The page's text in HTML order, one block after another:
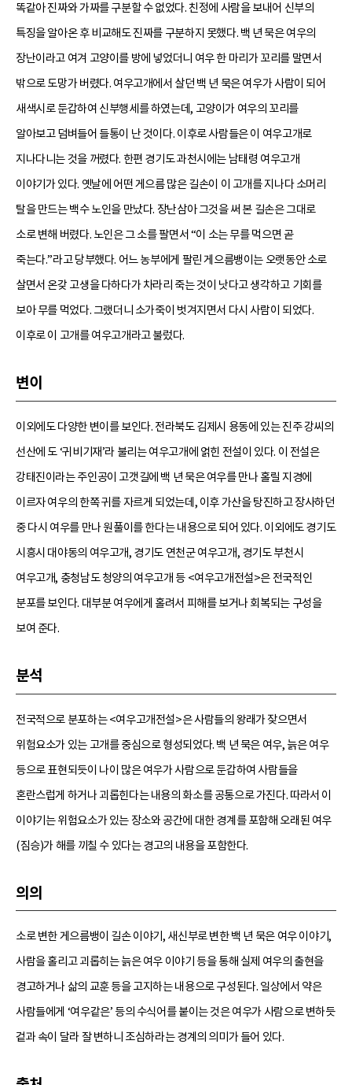
똑같아 진짜와 가짜를 구분할 수 없었다. 친정에 사람을 보내어 신부의
특징을 알아온 후 비교해도 진짜를 구분하지 못했다. 백 년 묵은 여우의
장난이라고 여겨 고양이를 방에 넣었더니 여우 한 마리가 꼬리를 말면서
밖으로 도망가 버렸다. 여우고개에서 살던 백 년 묵은 여우가 사람이 되어
새색시로 둔갑하여 신부행세를 하였는데, 고양이가 여우의 꼬리를
알아보고 덤벼들어 들통이 난 것이다. 이후로 사람들은 이 여우고개로
지나다니는 것을 꺼렸다. 한편 경기도 과천시에는 남태령 여우고개
이야기가 있다. 옛날에 어떤 게으름 많은 길손이 이 고개를 지나다 소머리
탈을 만드는 백수 노인을 만났다. 장난삼아 그것을 써 본 길손은 그대로
소로 변해 버렸다. 노인은 그 소를 팔면서 “이 소는 무를 먹으면 곧
죽는다.”라고 당부했다. 어느 농부에게 팔린 게으름뱅이는 오랫동안 소로
살면서 온갖 고생을 다하다가 차라리 죽는 것이 낫다고 생각하고 기회를
보아 무를 먹었다. 그랬더니 소가죽이 벗겨지면서 다시 사람이 되었다.
이후로 이 고개를 여우고개라고 불렀다.
변이
이외에도 다양한 변이를 보인다. 전라북도 김제시 용동에 있는 진주 강씨의
선산에 도 ‘귀비기재’라 불리는 여우고개에 얽힌 전설이 있다. 이 전설은
강태진이라는 주인공이 고갯길에 백 년 묵은 여우를 만나 홀릴 지경에
이르자 여우의 한쪽 귀를 자르게 되었는데, 이후 가산을 탕진하고 장사하던
중 다시 여우를 만나 원풀이를 한다는 내용으로 되어 있다. 이외에도 경기도
시흥시 대야동의 여우고개, 경기도 연천군 여우고개, 경기도 부천시
여우고개, 충청남도 청양의 여우고개 등 <여우고개전설>은 전국적인
분포를 보인다. 대부분 여우에게 홀려서 피해를 보거나 회복되는 구성을
보여 준다.
분석
전국적으로 분포하는 <여우고개전설>은 사람들의 왕래가 잦으면서
위험요소가 있는 고개를 중심으로 형성되었다. 백 년 묵은 여우, 늙은 여우
등으로 표현되듯이 나이 많은 여우가 사람으로 둔갑하여 사람들을
혼란스럽게 하거나 괴롭힌다는 내용의 화소를 공통으로 가진다. 따라서 이
이야기는 위험요소가 있는 장소와 공간에 대한 경계를 포함해 오래된 여우
(짐승)가 해를 끼칠 수 있다는 경고의 내용을 포함한다.
의의
소로 변한 게으름뱅이 길손 이야기, 새신부로 변한 백 년 묵은 여우 이야기,
사람을 홀리고 괴롭히는 늙은 여우 이야기 등을 통해 실제 여우의 출현을
경고하거나 삶의 교훈 등을 고지하는 내용으로 구성된다. 일상에서 약은
사람들에게 ‘여우같은’ 등의 수식어를 붙이는 것은 여우가 사람으로 변하듯
겉과 속이 달라 잘 변하니 조심하라는 경계의 의미가 들어 있다.